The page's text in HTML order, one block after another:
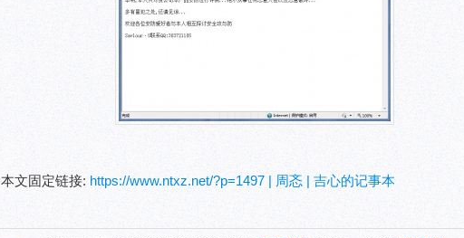
本文固定链接: https://www.ntxz.net/?p=1497 | 周忞 | 吉心的记事本